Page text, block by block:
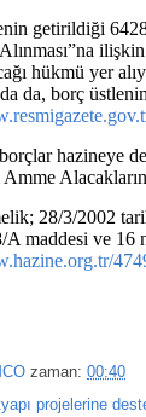
getirildiği
hükmü yer
da, borç
hazineye
Amme
28/3/2002
maddesi ve 16
zaman: 00:40
projelerine